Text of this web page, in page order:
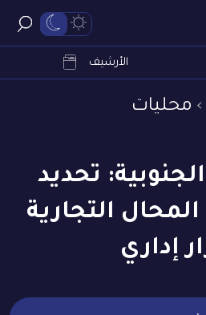
الأرشيف
محليات
تحديد
التجارية
إداري